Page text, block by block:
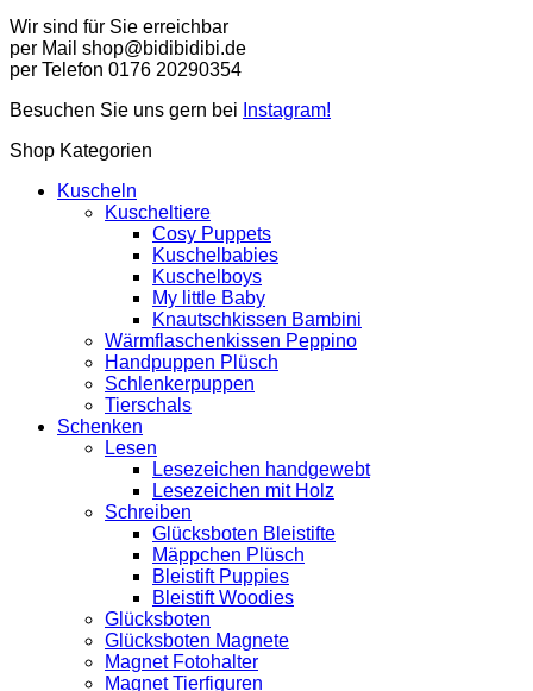
Wir sind für Sie erreichbar
per Mail shop@bidibidibi.de
per Telefon 0176 20290354
Besuchen Sie uns gern bei Instagram!
Shop Kategorien
Kuscheln
Kuscheltiere
Cosy Puppets
Kuschelbabies
Kuschelboys
My little Baby
Knautschkissen Bambini
Wärmflaschenkissen Peppino
Handpuppen Plüsch
Schlenkerpuppen
Tierschals
Schenken
Lesen
Lesezeichen handgewebt
Lesezeichen mit Holz
Schreiben
Glücksboten Bleistifte
Mäppchen Plüsch
Bleistift Puppies
Bleistift Woodies
Glücksboten
Glücksboten Magnete
Magnet Fotohalter
Magnet Tierfiguren